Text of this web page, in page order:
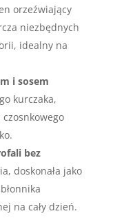
orzeźwiający
niezbędnych
idealny na
i sosem
kurczaka,
bez
doskonała jako
na cały dzień.